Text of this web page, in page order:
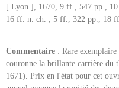
[ Lyon ], 1670, 9 ff., 547 pp.,
16 ff. n. ch. ; 5 ff., 322 pp., 18
Commentaire : Rare
couronne la brillante carrière du
1671). Prix en l'état pour cet